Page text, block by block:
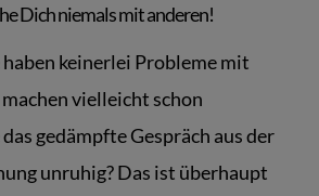
Dich niemals mit anderen!
keinerlei Probleme mit
vielleicht schon
gedämpfte Gespräch aus der
unruhig? Das ist überhaupt